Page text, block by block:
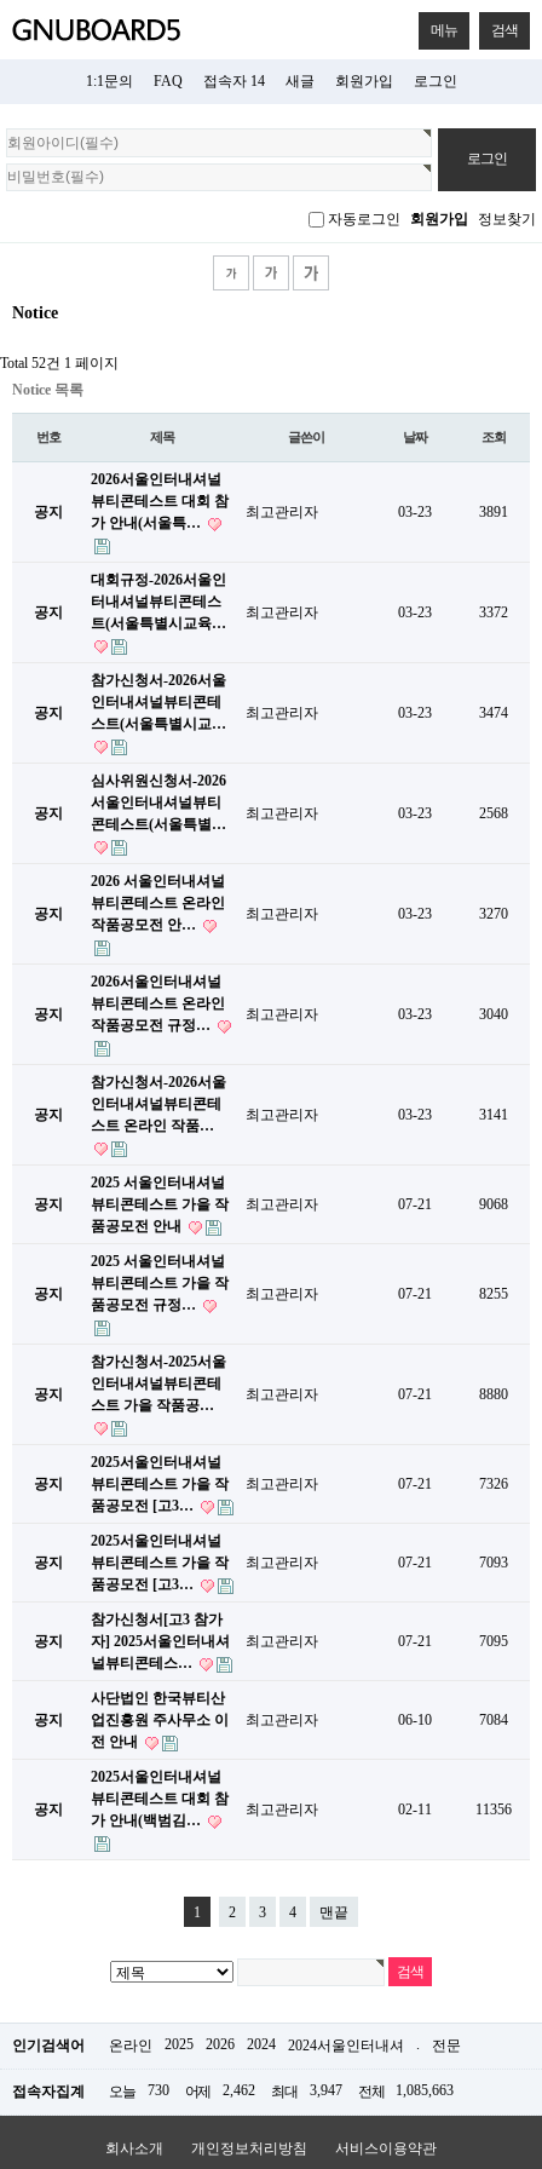
메뉴 검색
1:1문의 FAQ 접속자 14 새글 회원가입 로그인
회
원
로
자동로그인 회원가입 정보찾기
Notice
Total 52건 1 페이지
Notice 목록
번호 제목 글쓴이 날짜 조회
공지
2026서울인터내셔널
뷰티콘테스트 대회 참
가 안내(서울특…
최고관리자 03-23 3891
공지
대회규정-2026서울인
터내셔널뷰티콘테스
트(서울특별시교육…
최고관리자 03-23 3372
공지
참가신청서-2026서울
인터내셔널뷰티콘테
스트(서울특별시교…
최고관리자 03-23 3474
공지
심사위원신청서-2026
서울인터내셔널뷰티
콘테스트(서울특별…
최고관리자 03-23 2568
공지
2026 서울인터내셔널
뷰티콘테스트 온라인
작품공모전 안…
최고관리자 03-23 3270
공지
2026서울인터내셔널
뷰티콘테스트 온라인
작품공모전 규정…
최고관리자 03-23 3040
공지
참가신청서-2026서울
인터내셔널뷰티콘테
스트 온라인 작품…
최고관리자 03-23 3141
공지
2025 서울인터내셔널
뷰티콘테스트 가을 작
품공모전 안내
최고관리자 07-21 9068
공지
2025 서울인터내셔널
뷰티콘테스트 가을 작
품공모전 규정…
최고관리자 07-21 8255
공지
참가신청서-2025서울
인터내셔널뷰티콘테
스트 가을 작품공…
최고관리자 07-21 8880
공지
2025서울인터내셔널
뷰티콘테스트 가을 작
품공모전 [고3…
최고관리자 07-21 7326
공지
2025서울인터내셔널
뷰티콘테스트 가을 작
품공모전 [고3…
최고관리자 07-21 7093
공지
참가신청서[고3 참가
자] 2025서울인터내셔
널뷰티콘테스…
최고관리자 07-21 7095
공지
사단법인 한국뷰티산
업진흥원 주사무소 이
전 안내
최고관리자 06-10 7084
공지
2025서울인터내셔널
뷰티콘테스트 대회 참
가 안내(백범김…
최고관리자 02-11 11356
1 2 3 4 맨끝
인기검색어 온라인 2025 2026 2024 2024서울인터내셔 . 전문
접속자집계 오늘 730 어제 2,462 최대 3,947 전체 1,085,663
회사소개 개인정보처리방침 서비스이용약관